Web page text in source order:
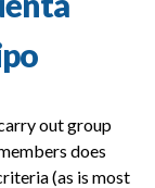
out group
does
(as is most